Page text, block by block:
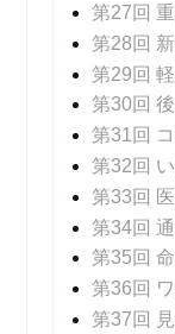
第27回
第29回
第33回
第34回
第35回